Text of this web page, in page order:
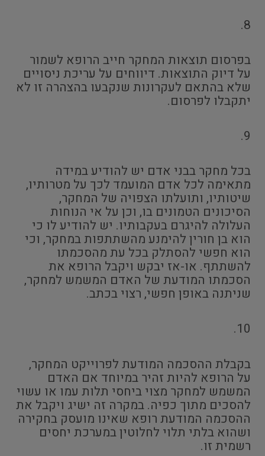
8.
בפרסום תוצאות המחקר חייב הרופא לשמור
על דיוק התוצאות. דיווחים על עריכת ניסויים
שלא בהתאם לעקרונות שנקבעו בהצהרה זו לא
יתקבלו לפרסום.
9.
בכל מחקר בבני אדם יש להודיע במידה
מתאימה לכל אדם המועמד לכך על מטרותיו,
שיטותיו, ותועלתו הצפויה של המחקר,
הסיכונים הטמונים בו, וכן על אי הנוחות
העלולה להיגרם בעקבותיו. יש להודיע לו כי
הוא בן חורין להימנע מהשתתפות במחקר, וכי
הוא חפשי להסתלק בכל עת מהסכמתו
להשתתף. או-אז יבקש ויקבל הרופא את
הסכמתו המודעת של האדם המשמש למחקר,
שניתנה באופן חפשי, רצוי בכתב.
10.
בקבלת ההסכמה המודעת לפרוייקט המחקר,
על הרופא להיות זהיר במיוחד אם האדם
המשמש למחקר מצוי ביחסי תלות עמו או עשוי
להסכים מתוך כפיה. במקרה זה ישיג ויקבל את
ההסכמה המודעת רופא שאינו מועסק בחקירה
ושהוא בלתי תלוי לחלוטין במערכת יחסים
רשמית זו.